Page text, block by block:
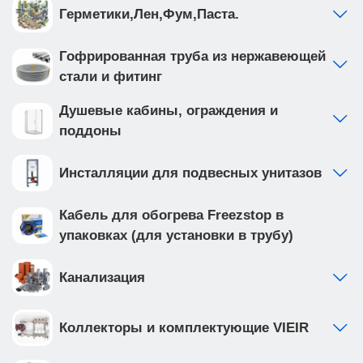
Герметики,Лен,Фум,Паста.
Гофрированная труба из нержавеющей
стали и фитинг
Душевые кабины, ограждения и
поддоны
Инсталляции для подвесных унитазов
Кабель для обогрева Freezstop в
упаковках (для установки в трубу)
Канализация
Коллекторы и комплектующие VIEIR